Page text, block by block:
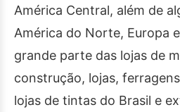
América Central, além de
América do Norte, Europa
grande parte das lojas de
construção, lojas,
lojas de tintas do Brasil e